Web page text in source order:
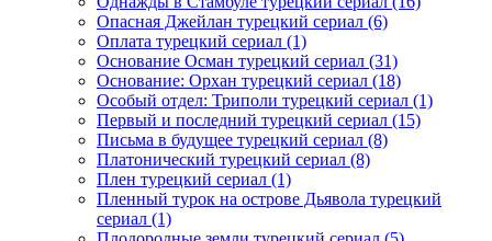
Опасная Джейлан турецкий сериал (6)
Оплата турецкий сериал (1)
Основание Осман турецкий сериал (31)
Основание: Орхан турецкий сериал (18)
Особый отдел: Триполи турецкий сериал (1)
Первый и последний турецкий сериал (15)
Письма в будущее турецкий сериал (8)
Платонический турецкий сериал (8)
Плен турецкий сериал (1)
Пленный турок на острове Дьявола турецкий
сериал (1)